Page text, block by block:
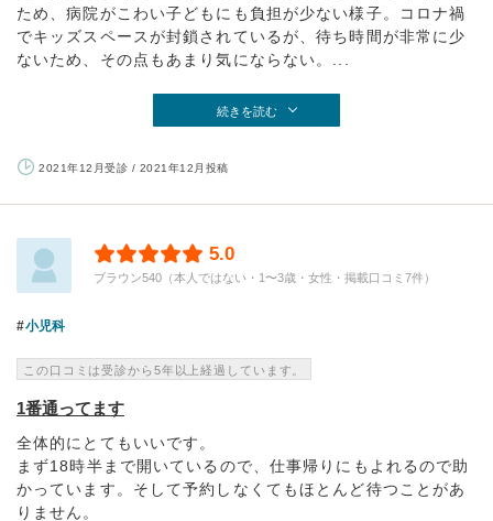
ため、病院がこわい子どもにも負担が少ない様子。コロナ禍
でキッズスペースが封鎖されているが、待ち時間が非常に少
ないため、その点もあまり気にならない。...
続きを読む
2021年12月受診 / 2021年12月投稿
5.0
ブラウン540（本人ではない・1〜3歳・女性・掲載口コミ7件）
小児科
この口コミは受診から5年以上経過しています。
1番通ってます
全体的にとてもいいです。
まず18時半まで開いているので、仕事帰りにもよれるので助
かっています。そして予約しなくてもほとんど待つことがあ
りません。